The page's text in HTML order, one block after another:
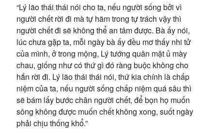
“Lý lão thái thái nói cho ta, nếu người sống bởi vì
người chết rời đi mà tự hãm trong tự trách vậy thì
người chết đi sẽ không thể an tâm được. Bà ấy nói,
lúc chưa gặp ta, mỗi ngày bà ấy đều mơ thấy nhi tử
của mình, ở trong mộng, Lý tướng quân mặt ủ mày
chau, giống như có thứ gì đó ràng buộc không cho
hắn rời đi. Lý lão thái thái nói, thứ kia chính là chấp
niệm của ta, nếu người sống chấp niệm quá sâu thì
sẽ bám lấy bước chân người chết, để bọn họ muốn
sông không được muốn chết không xong, suốt ngày
phải chịu thống khổ.”